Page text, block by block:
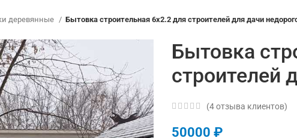
деревянные Бытовка строительная 6х2.2 для строителей для дачи
Бытовка
строителей
(4отзыва клиентов)
50000 ₽